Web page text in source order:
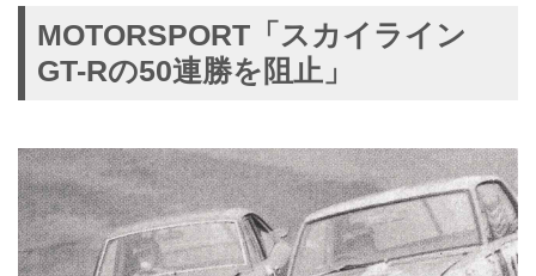
MOTORSPORT「スカイライン
GT-Rの50連勝を阻止」